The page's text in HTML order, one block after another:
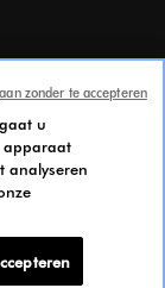
u
apparaat
analyseren
zonder te accepteren